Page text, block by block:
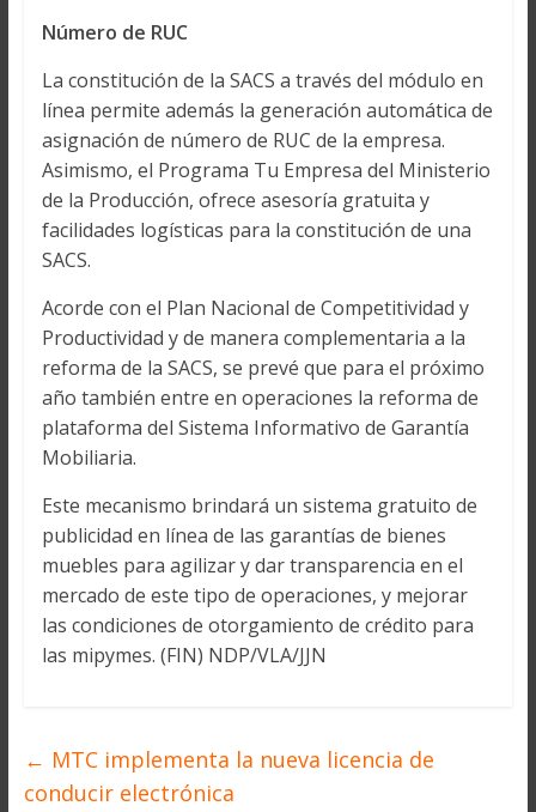
Número de RUC
La constitución de la SACS a través del módulo en
línea permite además la generación automática de
asignación de número de RUC de la empresa.
Asimismo, el Programa Tu Empresa del Ministerio
de la Producción, ofrece asesoría gratuita y
facilidades logísticas para la constitución de una
SACS.
Acorde con el Plan Nacional de Competitividad y
Productividad y de manera complementaria a la
reforma de la SACS, se prevé que para el próximo
año también entre en operaciones la reforma de
plataforma del Sistema Informativo de Garantía
Mobiliaria.
Este mecanismo brindará un sistema gratuito de
publicidad en línea de las garantías de bienes
muebles para agilizar y dar transparencia en el
mercado de este tipo de operaciones, y mejorar
las condiciones de otorgamiento de crédito para
las mipymes. (FIN) NDP/VLA/JJN
← MTC implementa la nueva licencia de
conducir electrónica